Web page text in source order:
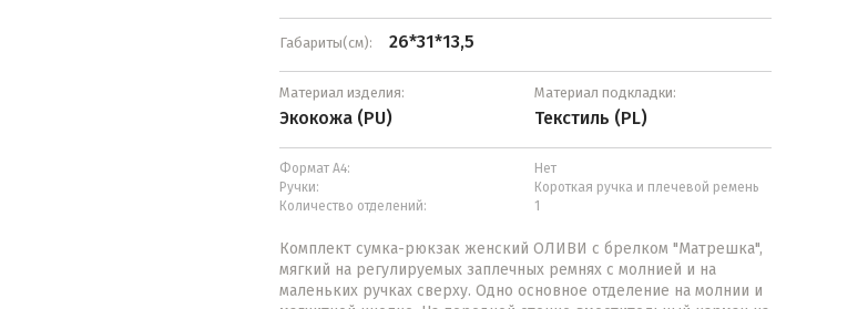
Габариты(см): 26*31*13,5
Материал изделия:
Экокожа (PU)
Материал подкладки:
Текстиль (PL)
Формат А4:
Нет
Ручки:
Короткая ручка и плечевой ремень
Количество отделений:
1
Комплект сумка-рюкзак женский ОЛИВИ с брелком "Матрешка",
мягкий на регулируемых заплечных ремнях с молнией и на
маленьких ручках сверху. Одно основное отделение на молнии и